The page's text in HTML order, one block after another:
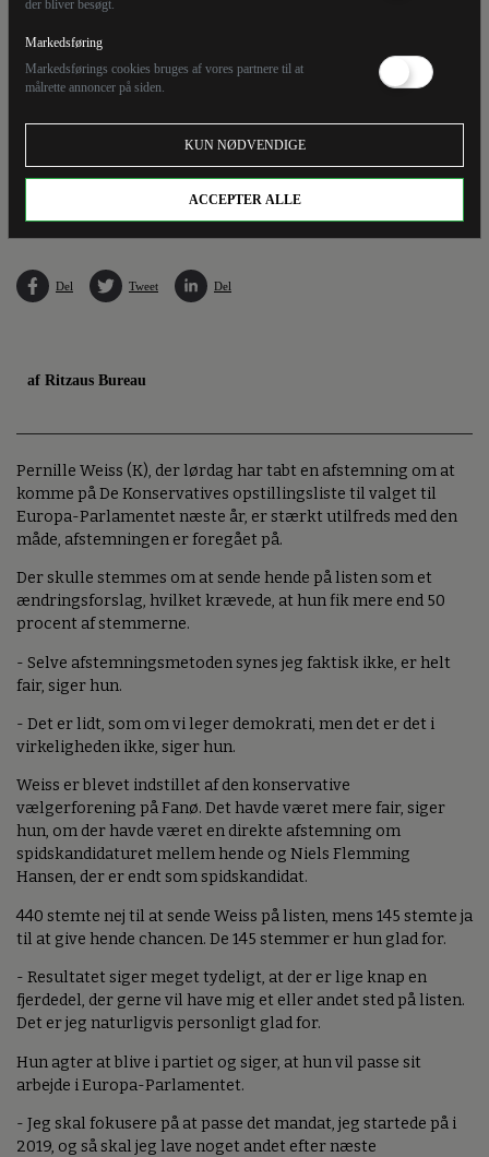
der bliver besøgt.
Markedsføring
Markedsførings cookies bruges af vores partnere til at
målrette annoncer på siden.
KUN NØDVENDIGE
ACCEPTER ALLE
Pernille Weiss må erkende, at hun ikke kommer på den konservativ liste over kandidater
til Europaparlamentet. Det står klart på partiets landsråd lørdag.
Del Tweet Del
af Ritzaus Bureau
Pernille Weiss (K), der lørdag har tabt en afstemning om at
komme på De Konservatives opstillingsliste til valget til
Europa-Parlamentet næste år, er stærkt utilfreds med den
måde, afstemningen er foregået på.
Der skulle stemmes om at sende hende på listen som et
ændringsforslag, hvilket krævede, at hun fik mere end 50
procent af stemmerne.
- Selve afstemningsmetoden synes jeg faktisk ikke, er helt
fair, siger hun.
- Det er lidt, som om vi leger demokrati, men det er det i
virkeligheden ikke, siger hun.
Weiss er blevet indstillet af den konservative
vælgerforening på Fanø. Det havde været mere fair, siger
hun, om der havde været en direkte afstemning om
spidskandidaturet mellem hende og Niels Flemming
Hansen, der er endt som spidskandidat.
440 stemte nej til at sende Weiss på listen, mens 145 stemte ja
til at give hende chancen. De 145 stemmer er hun glad for.
- Resultatet siger meget tydeligt, at der er lige knap en
fjerdedel, der gerne vil have mig et eller andet sted på listen.
Det er jeg naturligvis personligt glad for.
Hun agter at blive i partiet og siger, at hun vil passe sit
arbejde i Europa-Parlamentet.
- Jeg skal fokusere på at passe det mandat, jeg startede på i
2019, og så skal jeg lave noget andet efter næste